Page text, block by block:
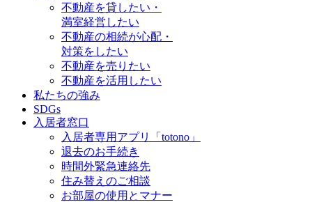
不動産を貸したい・
満室経営したい
不動産の相続が心配・
対策をしたい
不動産を売りたい
不動産を活用したい
私たちの強み
SDGs
入居者窓口
入居者専用アプリ「totono」
退去のお手続き
時間外緊急連絡先
住み替えのご相談
お部屋の使用とマナー